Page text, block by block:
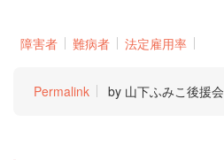
障害者 難病者 法定雇用率
Permalink by 山下ふみこ後援会